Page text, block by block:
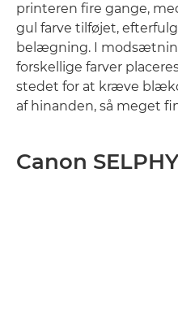
printeren fire gange,
gul farve tilføjet,
belægning. I
forskellige farver
stedet for at kræve
af hinanden, så meget
Canon